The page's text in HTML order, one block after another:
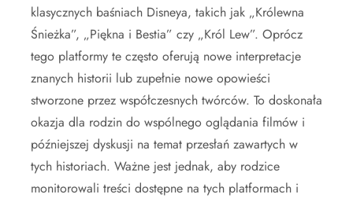
klasycznych baśniach Disneya, takich jak „Królewna
Śnieżka”, „Piękna i Bestia” czy „Król Lew”. Oprócz
tego platformy te często oferują nowe interpretacje
znanych historii lub zupełnie nowe opowieści
stworzone przez współczesnych twórców. To doskonała
okazja dla rodzin do wspólnego oglądania filmów i
późniejszej dyskusji na temat przesłań zawartych w
tych historiach. Ważne jest jednak, aby rodzice
monitorowali treści dostępne na tych platformach i